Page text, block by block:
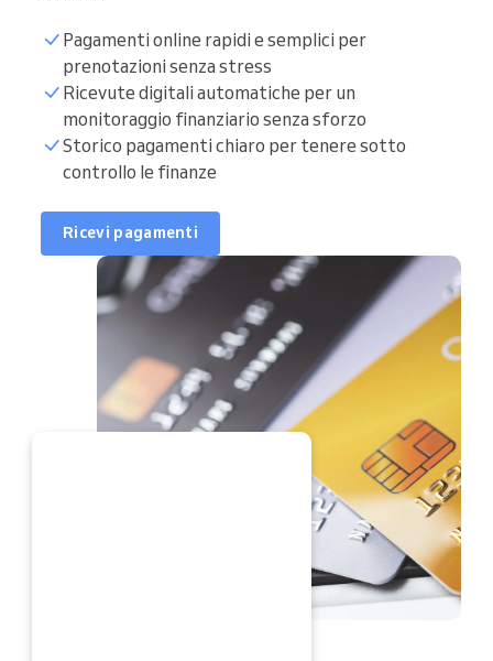
Pagamenti online rapidi e semplici per
prenotazioni senza stress
Ricevute digitali automatiche per un
monitoraggio finanziario senza sforzo
Storico pagamenti chiaro per tenere sotto
controllo le finanze
Ricevi pagamenti